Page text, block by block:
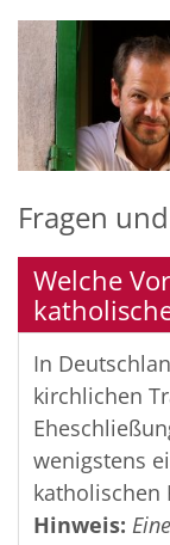
Fragen
Welche
In
kirchlichen
wenigstens
katholischen
Hinweis: